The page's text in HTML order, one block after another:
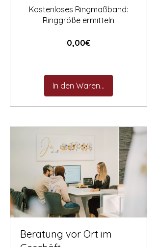
Kostenloses Ringmaßband:
Ringgröße ermitteln
0,00€Preis
In den Warenkorb
Beratung vor Ort im